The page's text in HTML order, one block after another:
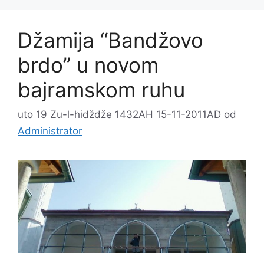
Džamija “Bandžovo
brdo” u novom
bajramskom ruhu
uto 19 Zu-l-hidždže 1432AH 15-11-2011AD od
Administrator